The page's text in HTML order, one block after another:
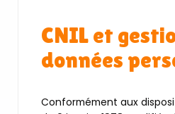
CNIL et
données
Conformément aux